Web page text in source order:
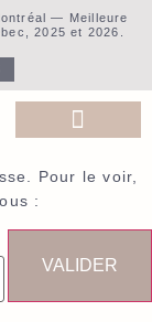
— Meilleure
2025 et 2026.
Pour le voir,
: